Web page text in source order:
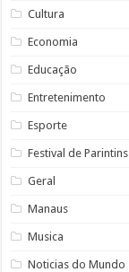
Cultura
Economia
Educação
Entretenimento
Esporte
Festival de Parintins
Geral
Manaus
Musica
Noticias do Mundo